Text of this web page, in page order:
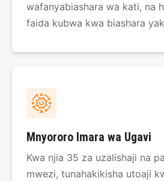
wafanyabiashara wa kati, na
faida kubwa kwa biashara
Mnyororo Imara wa Ugavi
Kwa njia 35 za uzalishaji na
mwezi, tunahakikisha utoaji